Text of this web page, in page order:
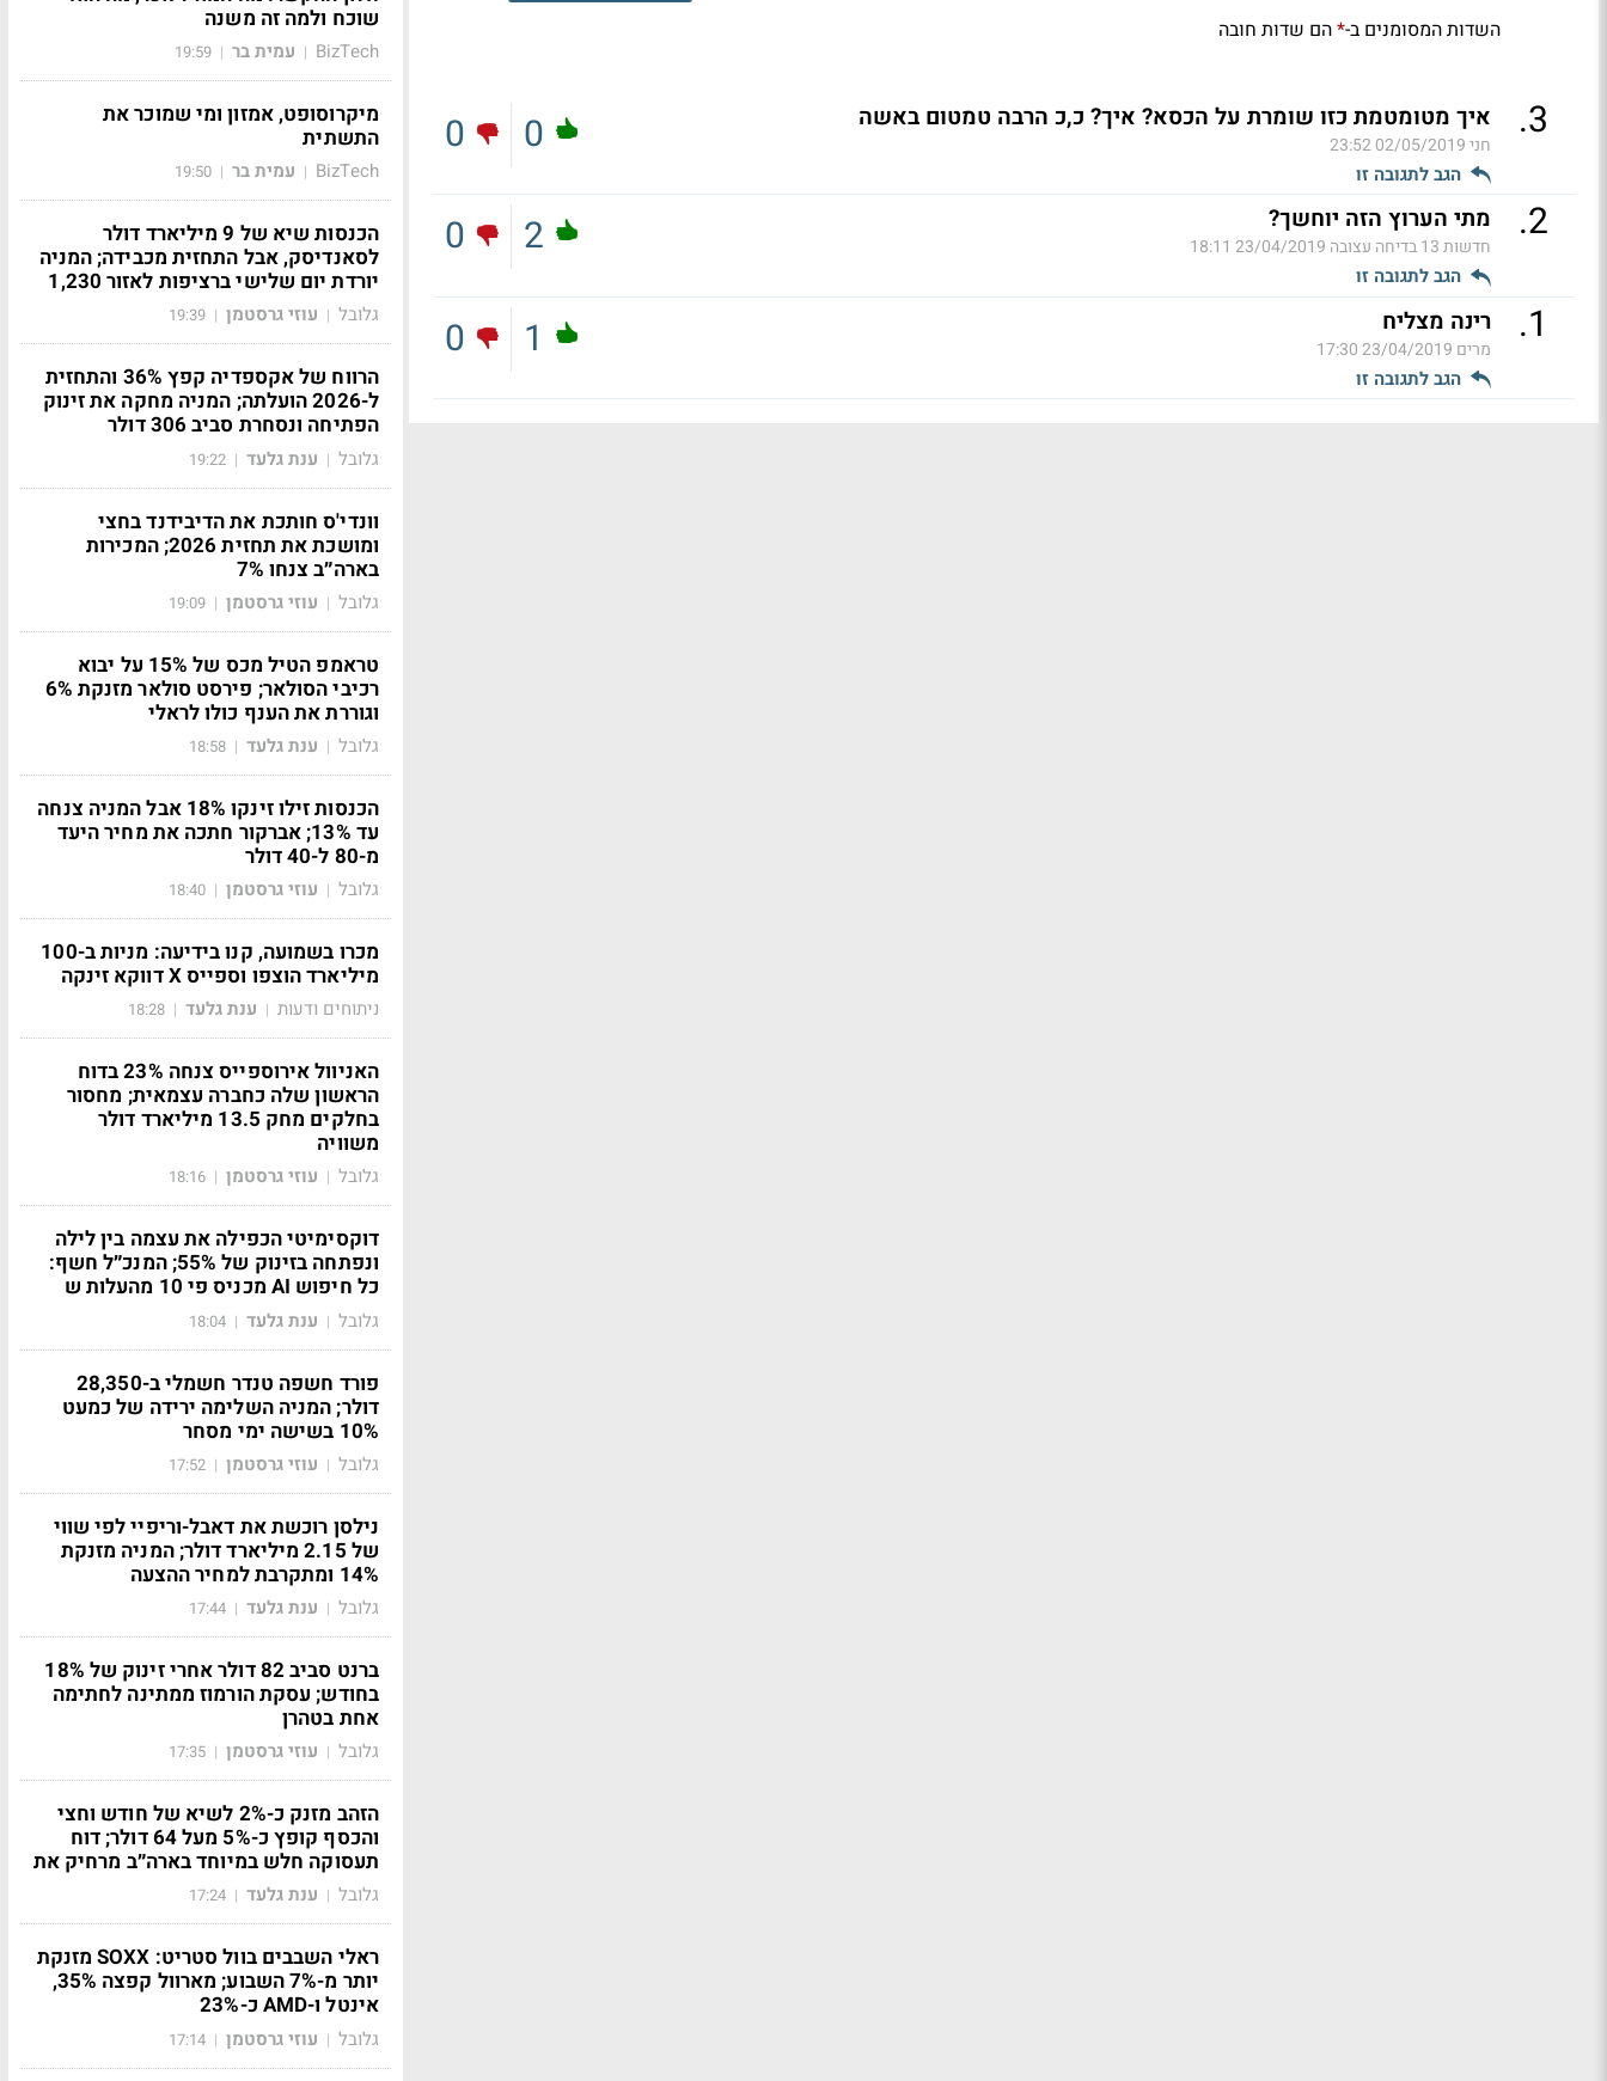
השדות המסומנים ב-*הם שדות חובה
3
. איך מטומטמת כזו שומרת על הכסא? איך? כ,כ הרבה טמטום באשה
חני02/05/2019 23:52
הגב לתגובה זו
0
0
2
. מתי הערוץ הזה יוחשך?
חדשות 13 בדיחה עצובה 23/04/2019 18:11
הגב לתגובה זו
2
0
1
. רינה מצליח
מרים 23/04/2019 17:30
הגב לתגובה זו
1
0
שוכח ולמה זה משנה
BizTech
| עמית בר |
19:59
מיקרוסופט, אמזון ומי שמוכר את
התשתית
BizTech
| עמית בר |
19:50
הכנסות שיא של 9 מיליארד דולר
לסאנדיסק, אבל התחזית מכבידה; המניה
יורדת יום שלישי ברציפות לאזור 1,230
גלובל | עוזי גרסטמן |
19:39
הרווח של אקספדיה קפץ 36% והתחזית
ל-2026 הועלתה; המניה מחקה את זינוק
הפתיחה ונסחרת סביב 306 דולר
גלובל | ענת גלעד |
19:22
וונדי'ס חותכת את הדיבידנד בחצי
ומושכת את תחזית 2026; המכירות
בארה״ב צנחו 7%
גלובל | עוזי גרסטמן |
19:09
טראמפ הטיל מכס של 15% על יבוא
רכיבי הסולאר; פירסט סולאר מזנקת 6%
וגוררת את הענף כולו לראלי
גלובל | ענת גלעד |
18:58
הכנסות זילו זינקו 18% אבל המניה צנחה
עד 13%; אברקור חתכה את מחיר היעד
מ-80 ל-40 דולר
גלובל | עוזי גרסטמן |
18:40
מכרו בשמועה, קנו בידיעה: מניות ב-100
מיליארד הוצפו וספייס X דווקא זינקה
ניתוחים ודעות | ענת גלעד |
18:28
האניוול אירוספייס צנחה 23% בדוח
הראשון שלה כחברה עצמאית; מחסור
בחלקים מחק 13.5 מיליארד דולר
משוויה
גלובל | עוזי גרסטמן |
18:16
דוקסימיטי הכפילה את עצמה בין לילה
ונפתחה בזינוק של 55%; המנכ״ל חשף:
כל חיפוש AI מכניס פי 10 מהעלות ש
גלובל | ענת גלעד |
18:04
פורד חשפה טנדר חשמלי ב-28,350
דולר; המניה השלימה ירידה של כמעט
10% בשישה ימי מסחר
גלובל | עוזי גרסטמן |
17:52
נילסן רוכשת את דאבל-וריפיי לפי שווי
של 2.15 מיליארד דולר; המניה מזנקת
14% ומתקרבת למחיר ההצעה
גלובל | ענת גלעד |
17:44
ברנט סביב 82 דולר אחרי זינוק של 18%
בחודש; עסקת הורמוז ממתינה לחתימה
אחת בטהרן
גלובל | עוזי גרסטמן |
17:35
הזהב מזנק כ-2% לשיא של חודש וחצי
והכסף קופץ כ-5% מעל 64 דולר; דוח
תעסוקה חלש במיוחד בארה״ב מרחיק את
גלובל | ענת גלעד |
17:24
ראלי השבבים בוול סטריט: SOXX מזנקת
יותר מ-7% השבוע; מארוול קפצה 35%,
אינטל ו-AMD כ-23%
גלובל | עוזי גרסטמן |
17:14